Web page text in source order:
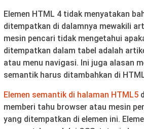
Elemen HTML 4 tidak menyatakan
ditempatkan di dalamnya mewakili
mesin pencari tidak mengetahui
ditempatkan dalam tabel adalah
atau menu navigasi. Ini juga alasan
semantik harus ditambahkan di
Elemen semantik di halaman HTML5
memberi tahu browser atau mesin
yang ditempatkan di elemen ini.